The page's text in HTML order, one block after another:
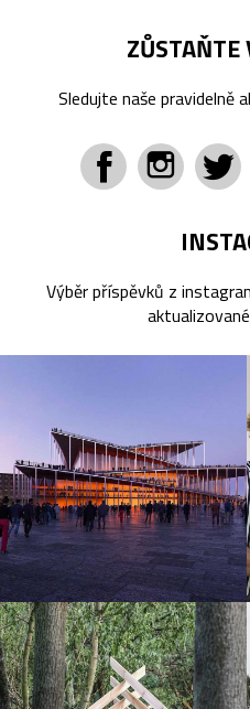
ZŮSTAŇTE
Sledujte naše pravidelně
Výběr příspěvků z